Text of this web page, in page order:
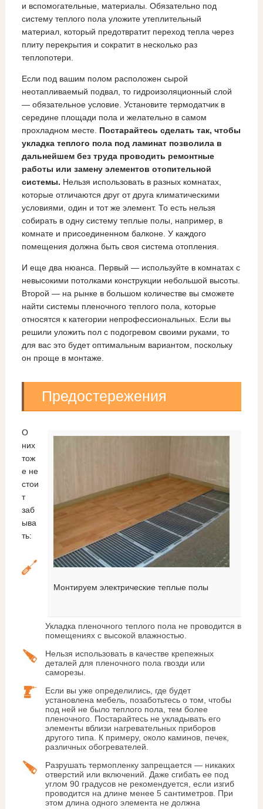
и вспомогательные, материалы. Обязательно под
систему теплого пола уложите утеплительный
материал, который предотвратит переход тепла через
плиту перекрытия и сократит в несколько раз
теплопотери.
Если под вашим полом расположен сырой
неотапливаемый подвал, то гидроизоляционный слой
— обязательное условие. Установите термодатчик в
середине площади пола и желательно в самом
прохладном месте. Постарайтесь сделать так, чтобы
укладка теплого пола под ламинат позволила в
дальнейшем без труда проводить ремонтные
работы или замену элементов отопительной
системы. Нельзя использовать в разных комнатах,
которые отличаются друг от друга климатическими
условиями, один и тот же элемент. То есть нельзя
собирать в одну систему теплые полы, например, в
комнате и присоединенном балконе. У каждого
помещения должна быть своя система отопления.
И еще два нюанса. Первый — используйте в комнатах с
невысокими потолками конструкции небольшой высоты.
Второй — на рынке в большом количестве вы сможете
найти системы пленочного теплого пола, которые
относятся к категории непрофессиональных. Если вы
решили уложить пол с подогревом своими руками, то
для вас это будет оптимальным вариантом, поскольку
он проще в монтаже.
Предостережения
Монтируем электрические теплые полы
О
них
тож
е не
стои
т
заб
ыва
ть:
Укладка пленочного теплого пола не проводится в
помещениях с высокой влажностью.
Нельзя использовать в качестве крепежных
деталей для пленочного пола гвозди или
саморезы.
Если вы уже определились, где будет
установлена мебель, позаботьтесь о том, чтобы
под ней не было теплого пола, тем более
пленочного. Постарайтесь не укладывать его
элементы вблизи нагревательных приборов
другого типа. К примеру, около каминов, печек,
различных обогревателей.
Разрушать термопленку запрещается — никаких
отверстий или включений. Даже сгибать ее под
углом 90 градусов не рекомендуется, если изгиб
проводится на длине менее 5 сантиметров. При
этом длина одного элемента не должна